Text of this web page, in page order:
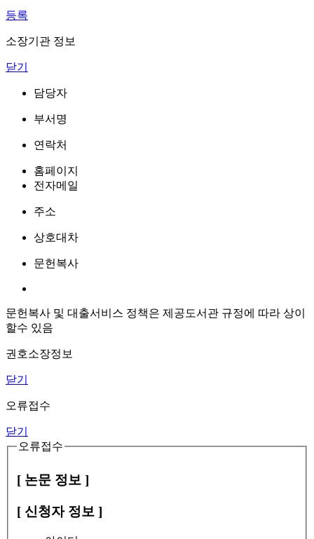
등록
소장기관 정보
닫기
담당자
부서명
연락처
홈페이지
전자메일
주소
상호대차
문헌복사
문헌복사 및 대출서비스 정책은 제공도서관 규정에 따라 상이
할수 있음
권호소장정보
닫기
오류접수
닫기
오류접수
[ 논문 정보 ]
[ 신청자 정보 ]